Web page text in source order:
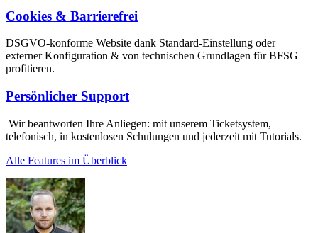
Cookies & Barrierefrei
DSGVO-konforme Website dank Standard-Einstellung oder
externer Konfiguration & von technischen Grundlagen für BFSG
profitieren.
Persönlicher Support
Wir beantworten Ihre Anliegen: mit unserem Ticketsystem,
telefonisch, in kostenlosen Schulungen und jederzeit mit Tutorials.
Alle Features im Überblick